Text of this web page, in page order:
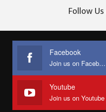
Follow Us
Facebook
Join us on Facebook
Youtube
Join us on Youtube